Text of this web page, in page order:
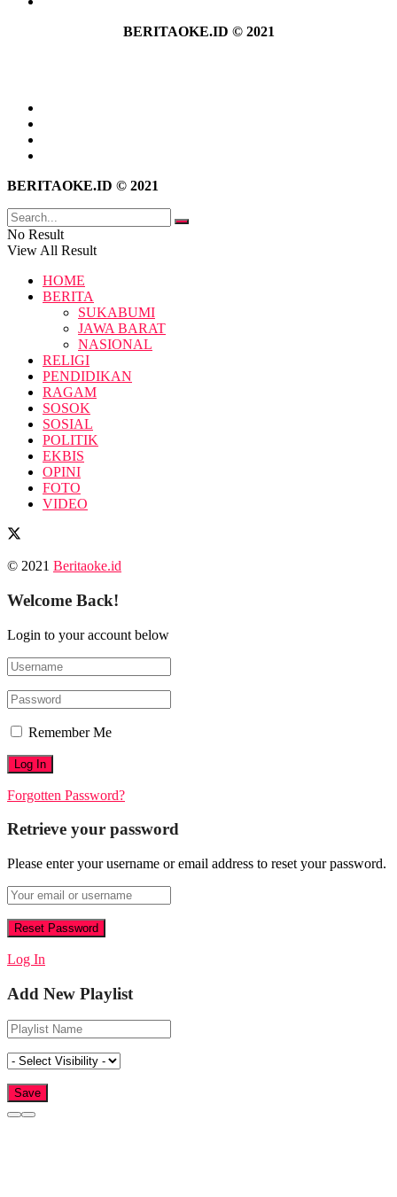
BERITAOKE.ID © 2021
BERITAOKE.ID © 2021
No Result
View All Result
HOME
BERITA
SUKABUMI
JAWA BARAT
NASIONAL
RELIGI
PENDIDIKAN
RAGAM
SOSOK
SOSIAL
POLITIK
EKBIS
OPINI
FOTO
VIDEO
© 2021 Beritaoke.id
Welcome Back!
Login to your account below
Remember Me
Forgotten Password?
Retrieve your password
Please enter your username or email address to reset your password.
Log In
Add New Playlist